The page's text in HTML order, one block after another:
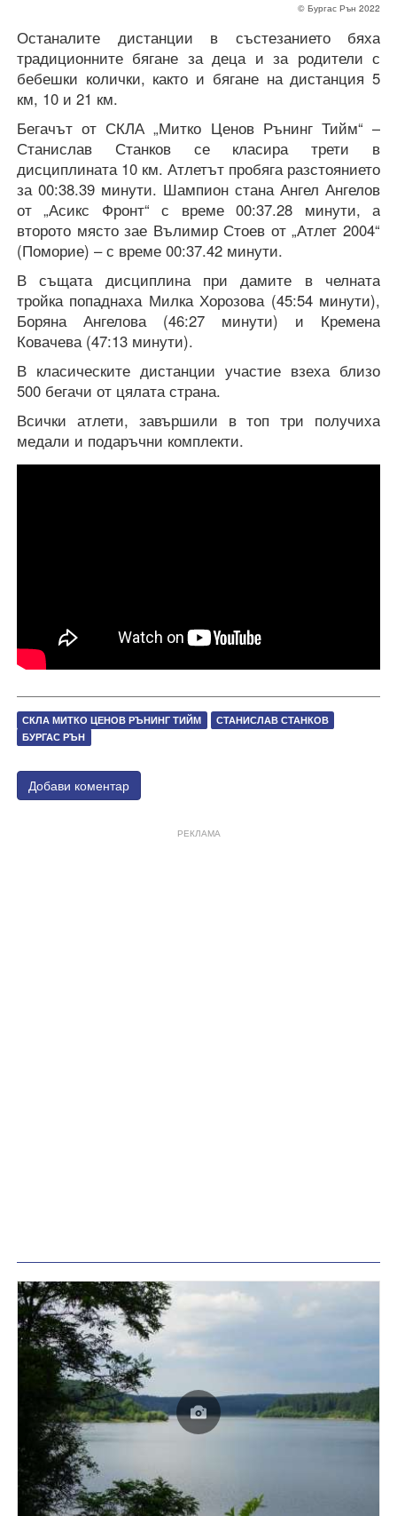
© Бургас Рън 2022
Останалите дистанции в състезанието бяха
традиционните бягане за деца и за родители с
бебешки колички, както и бягане на дистанция 5
км, 10 и 21 км.
Бегачът от СКЛА „Митко Ценов Рънинг Тийм“ –
Станислав Станков се класира трети в
дисциплината 10 км. Атлетът пробяга разстоянието
за 00:38.39 минути. Шампион стана Ангел Ангелов
от „Асикс Фронт“ с време 00:37.28 минути, а
второто място зае Вълимир Стоев от „Атлет 2004“
(Поморие) – с време 00:37.42 минути.
В същата дисциплина при дамите в челната
тройка попаднаха Милка Хорозова (45:54 минути),
Боряна Ангелова (46:27 минути) и Кремена
Ковачева (47:13 минути).
В класическите дистанции участие взеха близо
500 бегачи от цялата страна.
Всички атлети, завършили в топ три получиха
медали и подаръчни комплекти.
СКЛА МИТКО ЦЕНОВ РЪНИНГ ТИЙМ
СТАНИСЛАВ СТАНКОВ
БУРГАС РЪН
Добави коментар
РЕКЛАМА